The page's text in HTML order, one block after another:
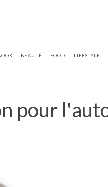
BEAUTÉ FOOD LIFESTYLE
pour